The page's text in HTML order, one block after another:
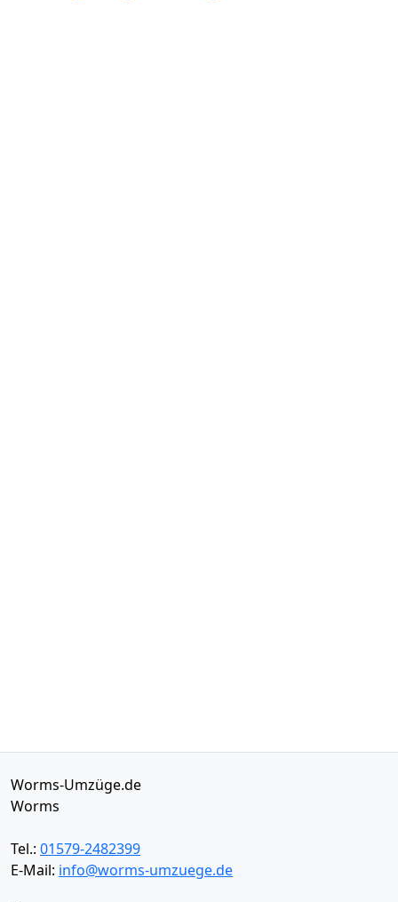
Worms-Umzüge.de
Worms
Tel.: 01579-2482399
E-Mail: info@worms-umzuege.de